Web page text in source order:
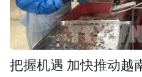
把握机遇 加快推动越